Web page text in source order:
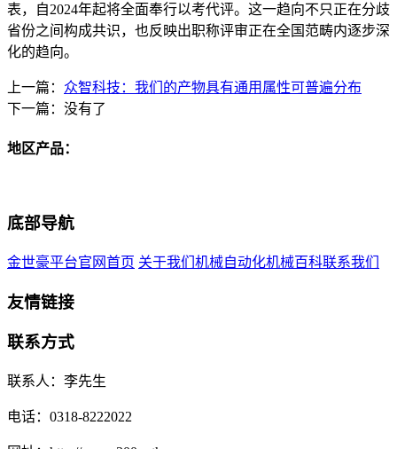
表，自2024年起将全面奉行以考代评。这一趋向不只正在分歧
省份之间构成共识，也反映出职称评审正在全国范畴内逐步深
化的趋向。
上一篇： 众智科技：我们的产物具有通用属性可普遍分布
下一篇：没有了
地区产品：
底部导航
金世豪平台官网首页 关于我们 机械自动化机械百科联系我们
友情链接
联系方式
联系人：李先生
电话：0318-8222022